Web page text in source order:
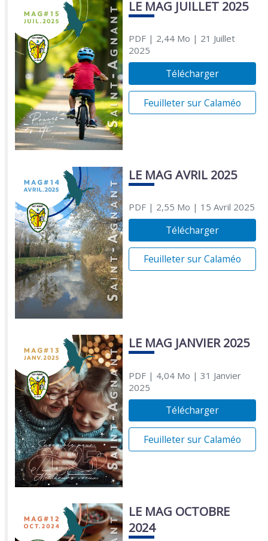
LE MAG JUILLET 2025
PDF| 2,44 Mo | 21 Juillet
2025
Télécharger
Feuilleter sur Calaméo
LE MAG AVRIL 2025
PDF| 2,55 Mo | 15 Avril 2025
Télécharger
Feuilleter sur Calaméo
LE MAG JANVIER 2025
PDF| 4,04 Mo | 31 Janvier
2025
Télécharger
Feuilleter sur Calaméo
LE MAG OCTOBRE
2024